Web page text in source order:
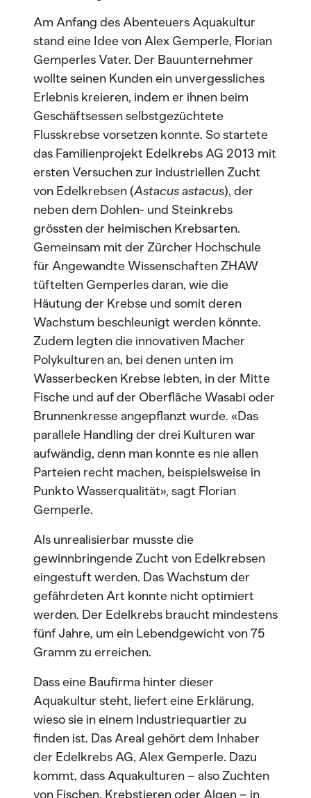
Am Anfang des Abenteuers Aquakultur
stand eine Idee von Alex Gemperle, Florian
Gemperles Vater. Der Bauunternehmer
wollte seinen Kunden ein unvergessliches
Erlebnis kreieren, indem er ihnen beim
Geschäftsessen selbstgezüchtete
Flusskrebse vorsetzen konnte. So startete
das Familienprojekt Edelkrebs AG 2013 mit
ersten Versuchen zur industriellen Zucht
von Edelkrebsen (Astacus astacus), der
neben dem Dohlen- und Steinkrebs
grössten der heimischen Krebsarten.
Gemeinsam mit der Zürcher Hochschule
für Angewandte Wissenschaften ZHAW
tüftelten Gemperles daran, wie die
Häutung der Krebse und somit deren
Wachstum beschleunigt werden könnte.
Zudem legten die innovativen Macher
Polykulturen an, bei denen unten im
Wasserbecken Krebse lebten, in der Mitte
Fische und auf der Oberfläche Wasabi oder
Brunnenkresse angepflanzt wurde. «Das
parallele Handling der drei Kulturen war
aufwändig, denn man konnte es nie allen
Parteien recht machen, beispielsweise in
Punkto Wasserqualität», sagt Florian
Gemperle.
Als unrealisierbar musste die
gewinnbringende Zucht von Edelkrebsen
eingestuft werden. Das Wachstum der
gefährdeten Art konnte nicht optimiert
werden. Der Edelkrebs braucht mindestens
fünf Jahre, um ein Lebendgewicht von 75
Gramm zu erreichen.
Dass eine Baufirma hinter dieser
Aquakultur steht, liefert eine Erklärung,
wieso sie in einem Industriequartier zu
finden ist. Das Areal gehört dem Inhaber
der Edelkrebs AG, Alex Gemperle. Dazu
kommt, dass Aquakulturen – also Zuchten
von Fischen, Krebstieren oder Algen – in